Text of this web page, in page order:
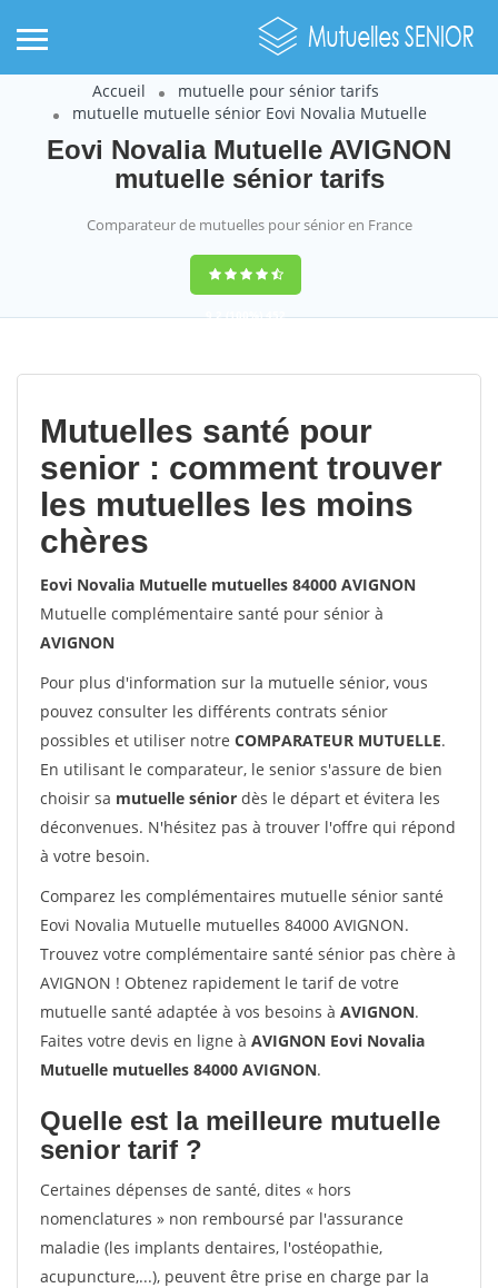
Accueil
mutuelle pour sénior tarifs
mutuelle mutuelle sénior Eovi Novalia Mutuelle
Eovi Novalia Mutuelle AVIGNON
mutuelle sénior tarifs
Comparateur de mutuelles pour sénior en France
9,2(100%)452
Mutuelles santé pour
senior : comment trouver
les mutuelles les moins
chères
Eovi Novalia Mutuelle mutuelles 84000 AVIGNON
Mutuelle complémentaire santé pour sénior à
AVIGNON
Pour plus d'information sur la mutuelle sénior, vous
pouvez consulter les différents contrats sénior
possibles et utiliser notre COMPARATEUR MUTUELLE.
En utilisant le comparateur, le senior s'assure de bien
choisir sa mutuelle sénior dès le départ et évitera les
déconvenues. N'hésitez pas à trouver l'offre qui répond
à votre besoin.
Comparez les complémentaires mutuelle sénior santé
Eovi Novalia Mutuelle mutuelles 84000 AVIGNON.
Trouvez votre complémentaire santé sénior pas chère à
AVIGNON ! Obtenez rapidement le tarif de votre
mutuelle santé adaptée à vos besoins à AVIGNON.
Faites votre devis en ligne à AVIGNON Eovi Novalia
Mutuelle mutuelles 84000 AVIGNON.
Quelle est la meilleure mutuelle
senior tarif ?
Certaines dépenses de santé, dites « hors
nomenclatures » non remboursé par l'assurance
maladie (les implants dentaires, l'ostéopathie,
acupuncture,...), peuvent être prise en charge par la